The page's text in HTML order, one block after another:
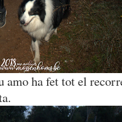
amo ha fet tot el